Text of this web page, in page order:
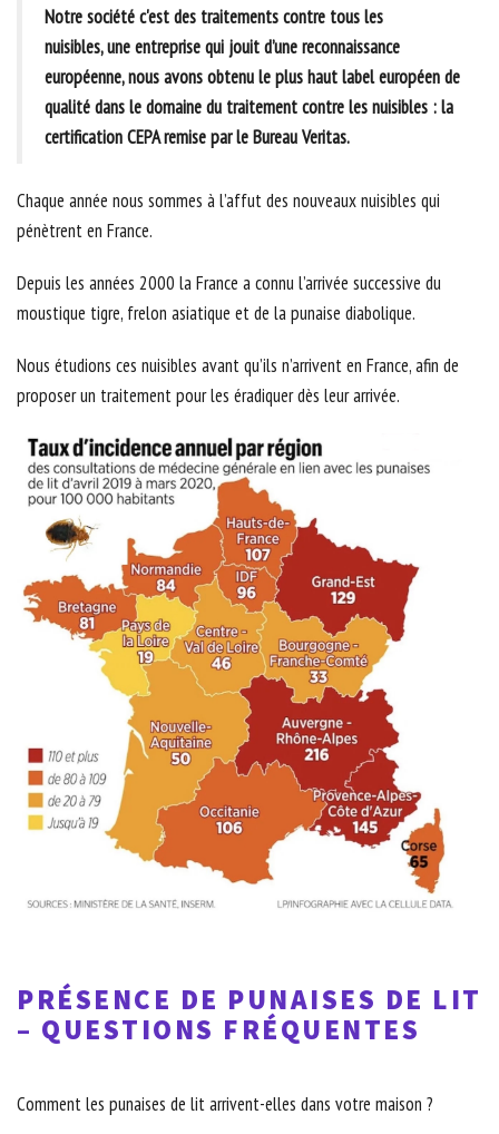
Notre société c'est des traitements contre tous les
nuisibles, une entreprise qui jouit d’une reconnaissance
européenne, nous avons obtenu le plus haut label européen de
qualité dans le domaine du traitement contre les nuisibles : la
certification CEPA remise par le Bureau Veritas.
Chaque année nous sommes à l’affut des nouveaux nuisibles qui
pénètrent en France.
Depuis les années 2000 la France a connu l’arrivée successive du
moustique tigre, frelon asiatique et de la punaise diabolique.
Nous étudions ces nuisibles avant qu’ils n’arrivent en France, afin de
proposer un traitement pour les éradiquer dès leur arrivée.
PRÉSENCE DE PUNAISES DE LIT
– QUESTIONS FRÉQUENTES
Comment les punaises de lit arrivent-elles dans votre maison ?